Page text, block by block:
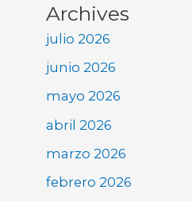
Archives
julio 2026
junio 2026
mayo 2026
abril 2026
marzo 2026
febrero 2026